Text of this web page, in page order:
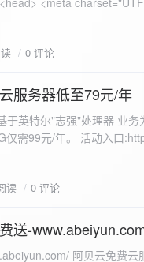
}
accept="image/*" required />
const
0 评论
服务器低至79元/年
于英特尔"志强"处理器 业
仅需99元/年。 活动入口
读 0 评论
送-
阿贝云免费